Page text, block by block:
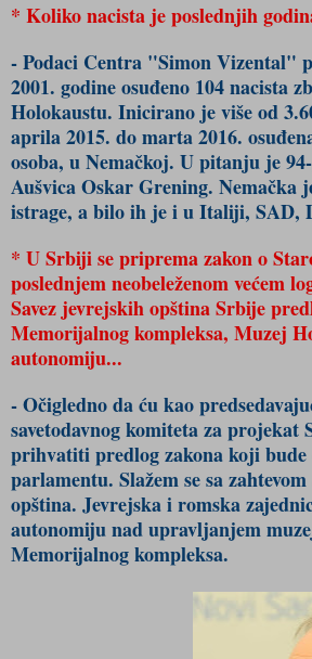
* Koliko nacista je poslednjih
- Podaci Centra "Simon Vizental"
2001. godine osuđeno 104 nacista
Holokaustu. Inicirano je više od
aprila 2015. do marta 2016.
osoba, u Nemačkoj. U pitanju je
Aušvica Oskar Grening. Nemačka
istrage, a bilo ih je i u Italiji, SAD,
* U Srbiji se priprema zakon o
poslednjem neobeleženom većem
Savez jevrejskih opština Srbije
Memorijalnog kompleksa, Muzej
autonomiju...
- Očigledno da ću kao
savetodavnog komiteta za projekat
prihvatiti predlog zakona koji bude
parlamentu. Slažem se sa
opština. Jevrejska i romska
autonomiju nad upravljanjem
Memorijalnog kompleksa.